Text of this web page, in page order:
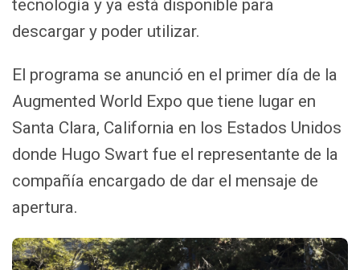
tecnología y ya está disponible para
descargar y poder utilizar.
El programa se anunció en el primer día de la
Augmented World Expo que tiene lugar en
Santa Clara, California en los Estados Unidos
donde Hugo Swart fue el representante de la
compañía encargado de dar el mensaje de
apertura.